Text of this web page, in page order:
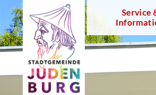
Service